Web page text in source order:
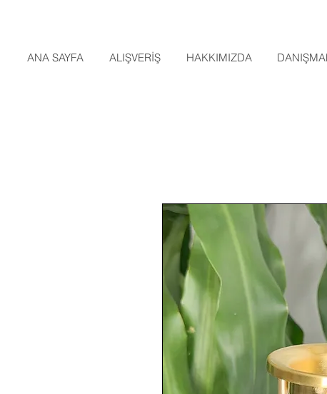
ANA SAYFA ALIŞVERİŞ HAKKIMIZDA